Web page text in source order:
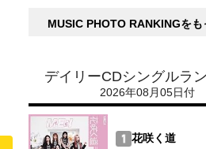
MUSIC PHOTO RANKINGをも
デイリーCDシングルラ
2026年08月05日付
花咲く道